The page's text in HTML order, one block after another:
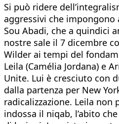
Si può ridere
aggressivi che
Sou Abadi, che a quindici
nostre sale il 7 dicembre
Wilder ai tempi del
Leila (Camélia Jordana) e
Unite. Lui è cresciuto con
dalla partenza per New
radicalizzazione. Leila
indossa il niqab, l’abito